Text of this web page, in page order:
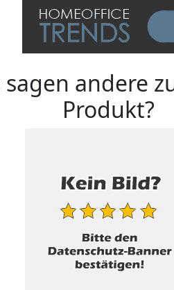
sagen andere
Produkt?